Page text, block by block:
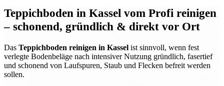
Teppichboden in Kassel vom Profi reinigen
– schonend, gründlich & direkt vor Ort
Das Teppichboden reinigen in Kassel ist sinnvoll, wenn fest
verlegte Bodenbeläge nach intensiver Nutzung gründlich, fasertief
und schonend von Laufspuren, Staub und Flecken befreit werden
sollen.